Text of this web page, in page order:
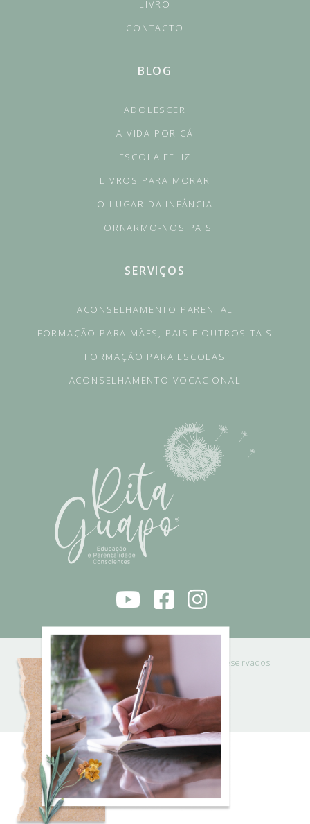
LIVRO
CONTACTO
BLOG
ADOLESCER
A VIDA POR CÁ
ESCOLA FELIZ
LIVROS PARA MORAR
O LUGAR DA INFÂNCIA
TORNARMO-NOS PAIS
SERVIÇOS
ACONSELHAMENTO PARENTAL
FORMAÇÃO PARA MÃES, PAIS E OUTROS TAIS
FORMAÇÃO PARA ESCOLAS
ACONSELHAMENTO VOCACIONAL
RITA GUAPO 2021 © | Todos os direitos reservados
Powered by
Solidweb
POLÍTICA DE PRIVACIDADE